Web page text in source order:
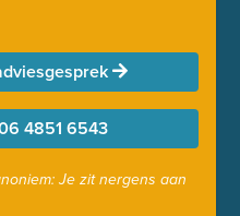
4851 6543
Je zit nergens aan